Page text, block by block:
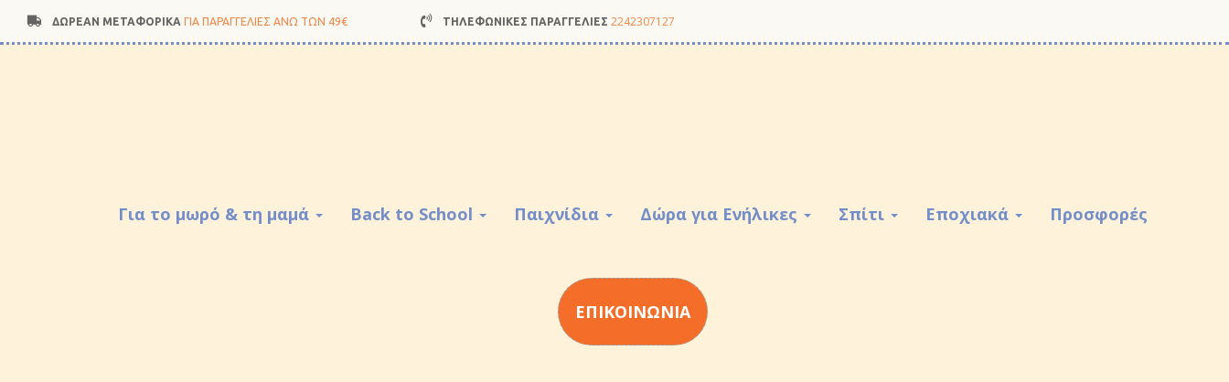
ΔΩΡΕΑΝ ΜΕΤΑΦΟΡΙΚΑ ΓΙΑ ΠΑΡΑΓΓΕΛΙΕΣ ΑΝΩ ΤΩΝ 49€ ΤΗΛΕΦΩΝΙΚΕΣ ΠΑΡΑΓΓΕΛΙΕΣ 2242307127
Για το μωρό & τη μαμά Back to School Παιχνίδια Δώρα για Ενήλικες Σπίτι Εποχιακά Προσφορές
ΕΠΙΚΟΙΝΩΝΙΑ